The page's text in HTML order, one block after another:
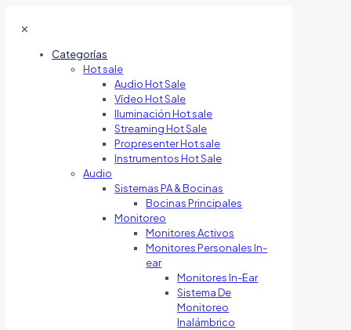
✕
Categorías
Hot sale
Audio Hot Sale
Vídeo Hot Sale
Iluminación Hot sale
Streaming Hot Sale
Propresenter Hot sale
Instrumentos Hot Sale
Audio
Sistemas PA & Bocinas
Bocinas Principales
Monitoreo
Monitores Activos
Monitores Personales In-
ear
Monitores In-Ear
Sistema De
Monitoreo
Inalámbrico